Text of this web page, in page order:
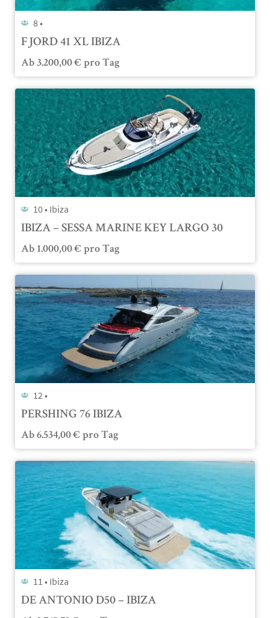
8 •
FJORD 41 XL IBIZA
Ab 3.200,00€ pro Tag
10 • Ibiza
IBIZA – SESSA MARINE KEY LARGO 30
Ab 1.000,00€ pro Tag
12 •
PERSHING 76 IBIZA
Ab 6.534,00€ pro Tag
11 • Ibiza
DE ANTONIO D50 – IBIZA